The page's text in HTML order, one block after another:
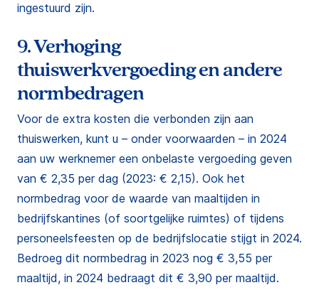
ingestuurd zijn.
9. Verhoging
thuiswerkvergoeding en andere
normbedragen
Voor de extra kosten die verbonden zijn aan
thuiswerken, kunt u – onder voorwaarden – in 2024
aan uw werknemer een onbelaste vergoeding geven
van € 2,35 per dag (2023: € 2,15). Ook het
normbedrag voor de waarde van maaltijden in
bedrijfskantines (of soortgelijke ruimtes) of tijdens
personeelsfeesten op de bedrijfslocatie stijgt in 2024.
Bedroeg dit normbedrag in 2023 nog € 3,55 per
maaltijd, in 2024 bedraagt dit € 3,90 per maaltijd.